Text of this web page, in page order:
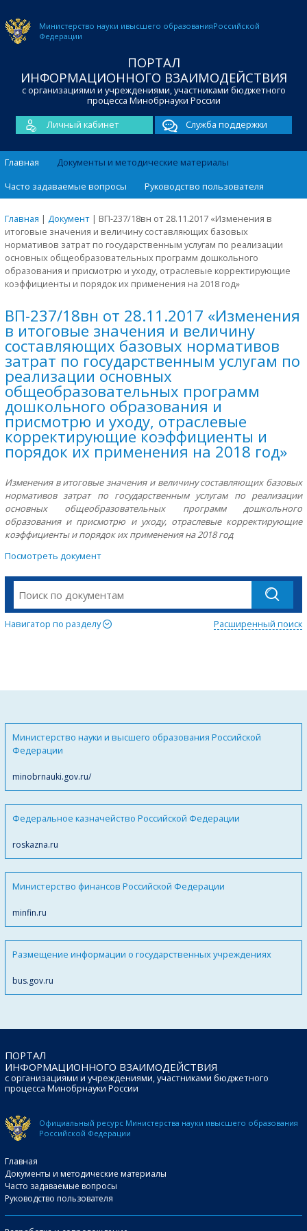
Министерство науки ивысшего образованияРоссийской
Федерации
ПОРТАЛ
ИНФОРМАЦИОННОГО ВЗАИМОДЕЙСТВИЯ
с организациями и учреждениями, участниками бюджетного
процесса Минобрнауки России
Личный кабинет
Служба поддержки
Главная
Документы и методические материалы
Часто задаваемые вопросы
Руководство пользователя
Главная | Документ | ВП-237/18вн от 28.11.2017 «Изменения в
итоговые значения и величину составляющих базовых
нормативов затрат по государственным услугам по реализации
основных общеобразовательных программ дошкольного
образования и присмотрю и уходу, отраслевые корректирующие
коэффициенты и порядок их применения на 2018 год»
ВП-237/18вн от 28.11.2017 «Изменения
в итоговые значения и величину
составляющих базовых нормативов
затрат по государственным услугам по
реализации основных
общеобразовательных программ
дошкольного образования и
присмотрю и уходу, отраслевые
корректирующие коэффициенты и
порядок их применения на 2018 год»
Изменения в итоговые значения и величину составляющих базовых
нормативов затрат по государственным услугам по реализации
основных общеобразовательных программ дошкольного
образования и присмотрю и уходу, отраслевые корректирующие
коэффициенты и порядок их применения на 2018 год
Посмотреть документ
Навигатор по разделу Расширенный поиск
Министерство науки и высшего образования Российской
Федерации
minobrnauki.gov.ru/
Федеральное казначейство Российской Федерации
roskazna.ru
Министерство финансов Российской Федерации
minfin.ru
Размещение информации о государственных учреждениях
bus.gov.ru
ПОРТАЛ
ИНФОРМАЦИОННОГО ВЗАИМОДЕЙСТВИЯ
с организациями и учреждениями, участниками бюджетного
процесса Минобрнауки России
Официальный ресурс Министерства науки ивысшего образования
Российской Федерации
Главная
Документы и методические материалы
Часто задаваемые вопросы
Руководство пользователя